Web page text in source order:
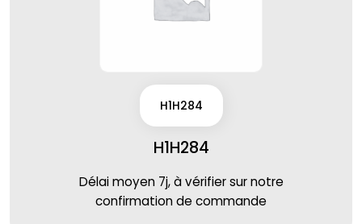
H1H284
H1H284
Délai moyen 7j, à vérifier sur notre
confirmation de commande